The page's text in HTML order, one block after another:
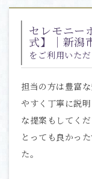
セレモニー
式】｜新潟
をご利用いた
担当の方は豊富
やすく丁寧に説
な提案もしてく
とっても良かっ
た。